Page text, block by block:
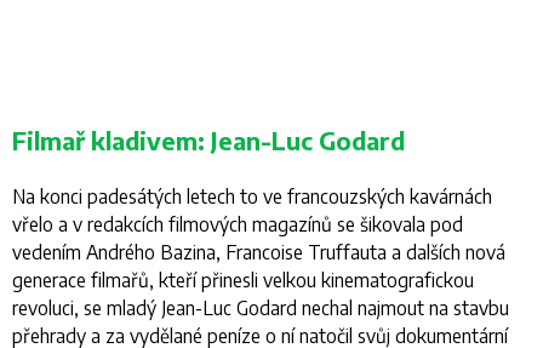
Filmař kladivem: Jean-Luc Godard
Na konci padesátých letech to ve francouzských kavárnách
vřelo a v redakcích filmových magazínů se šikovala pod
vedením Andrého Bazina, Francoise Truffauta a dalších nová
generace filmařů, kteří přinesli velkou kinematografickou
revoluci, se mladý Jean-Luc Godard nechal najmout na stavbu
přehrady a za vydělané peníze o ní natočil svůj dokumentární